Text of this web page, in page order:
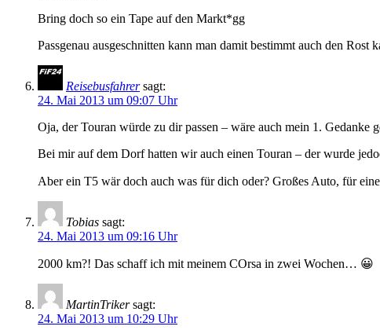
Bring doch so ein Tape auf den Markt*gg
Passgenau ausgeschnitten kann man damit bestimmt auch den Rost
Reisebusfahrer sagt:
24. Mai 2013 um 09:07 Uhr
Oja, der Touran würde zu dir passen – wäre auch mein 1. Gedanke
Bei mir auf dem Dorf hatten wir auch einen Touran – der wurde
Aber ein T5 wär doch auch was für dich oder? Großes Auto, für
Tobias sagt:
24. Mai 2013 um 09:16 Uhr
2000 km?! Das schaff ich mit meinem COrsa in zwei Wochen… 😀
MartinTriker sagt:
24. Mai 2013 um 10:29 Uhr